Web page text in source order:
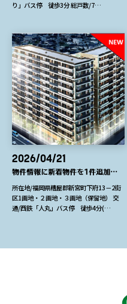
り」バス停 徒歩3分 総戸数/7…
2026/04/21
物件情報に新着物件を1件追加しました
所在地/福岡県糟屋郡新宮町下府13－2街
区1画地・２画地・３画地（保留地） 交
通/西鉄「人丸」バス停 徒歩4分(…